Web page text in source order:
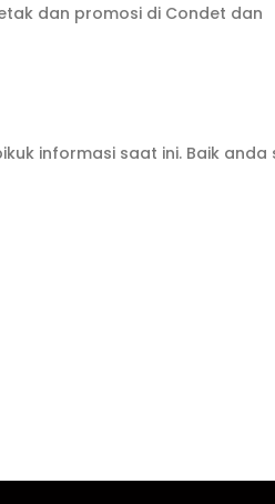
dan promosi di Condet dan
informasi saat ini. Baik anda